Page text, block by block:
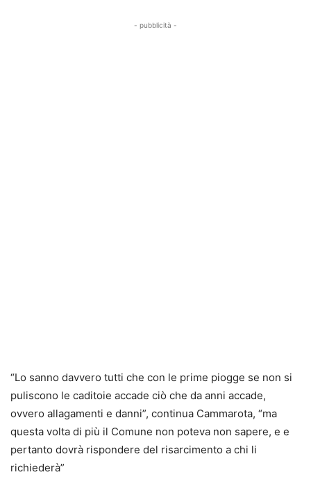
- pubblicità -
“Lo sanno davvero tutti che con le prime piogge se non si
puliscono le caditoie accade ciò che da anni accade,
ovvero allagamenti e danni”, continua Cammarota, “ma
questa volta di più il Comune non poteva non sapere, e e
pertanto dovrà rispondere del risarcimento a chi li
richiederà”